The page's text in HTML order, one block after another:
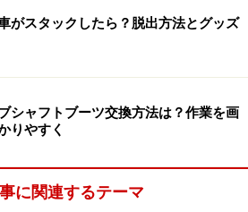
せようとするとブカブカで全く合
マ側のハブセンターの径がメーカ
るため、あらかじめ大きめに穴を
くのクルマに装着できるようにと
からです。
では、60度テーパーナットが採用
ットを均等に締め込んでゆけば、
がスタックしたら？脱出方法とグッズ
シャフトブーツ交換方法は？作業を画
りやすく
に関連するテーマ